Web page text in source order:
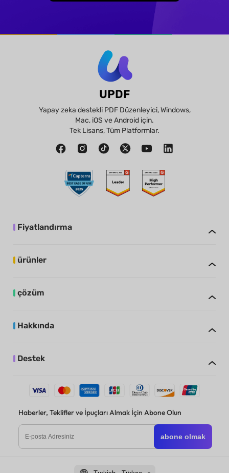
UPDF
Yapay zeka destekli PDF Düzenleyici, Windows,
Mac, iOS ve Android için.
Tek Lisans, Tüm Platformlar.
Fiyatlandırma
ürünler
çözüm
Hakkında
Destek
Haberler, Teklifler ve İpuçları Almak İçin Abone Olun
abone olmak